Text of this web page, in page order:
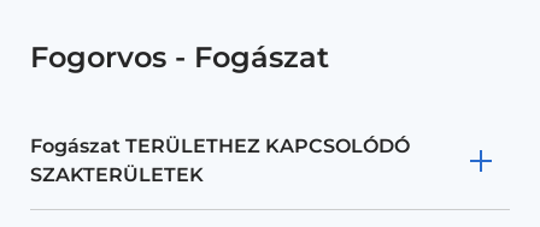
Fogorvos - Fogászat
Fogászat TERÜLETHEZ KAPCSOLÓDÓ
SZAKTERÜLETEK